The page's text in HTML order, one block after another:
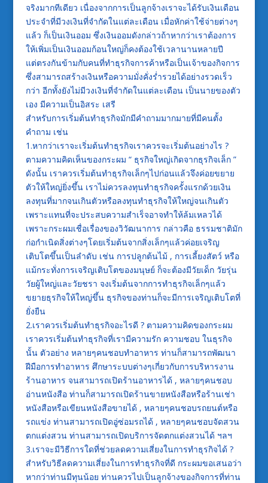
จริงมากทีเดียว เนื่องจากการเป็นลูกจ้างเราจะได้รับเงินเดือน
ประจำที่มีวงเงินที่จำกัดในแต่ละเดือน เมื่อหักค่าใช้จ่ายต่างๆ
แล้ว ก็เป็นเงินออม ซึ่งเงินออมดังกล่าวถ้าหากว่าเราต้องการ
ให้เพิ่มเป็นเงินออมก้อนใหญ่ก็คงต้องใช้เวลานานหลายปี
แต่ตรงกันข้ามกับคนที่ทำธุรกิจการค้าหรือเป็นเจ้าของกิจการ
ซึ่งสามารถสร้างเงินหรือความมั่งคั่งร่ำรวยได้อย่างรวดเร็ว
กว่า อีกทั้งยังไม่มีวงเงินที่จำกัดในแต่ละเดือน เป็นนายของตัว
เอง มีความเป็นอิสระ เสรี
สำหรับการเริ่มต้นทำธุรกิจมักมีคำถามมากมายที่มีคนตั้ง
คำถาม เช่น
1.หากว่าเราจะเริ่มต้นทำธุรกิจเราควรจะเริ่มต้นอย่างไร ?
ตามความคิดเห็นของกระผม “ ธุรกิจใหญ่เกิดจากธุรกิจเล็ก ”
ดังนั้น เราควรเริ่มต้นทำธุรกิจเล็กๆไปก่อนแล้วจึงค่อยขยาย
ตัวให้ใหญ่ยิ่งขึ้น เราไม่ควรลงทุนทำธุรกิจครั้งแรกด้วยเงิน
ลงทุนที่มากจนเกินตัวหรือลงทุนทำธุรกิจให้ใหญ่จนเกินตัว
เพราะแทนที่จะประสบความสำเร็จอาจทำให้ล้มเหลวได้
เพราะกระผมเชื่อเรื่องของวิวัฒนาการ กล่าวคือ ธรรมชาติมัก
ก่อกำเนิดสิ่งต่างๆโดยเริ่มต้นจากสิ่งเล็กๆแล้วค่อยเจริญ
เติบโตขึ้นเป็นลำดับ เช่น การปลูกต้นไม้ , การเลี้ยงสัตว์ หรือ
แม้กระทั่งการเจริญเติบโตของมนุษย์ ก็จะต้องมีวัยเด็ก วัยรุ่น
วัยผู้ใหญ่และวัยชรา จงเริ่มต้นจากการทำธุรกิจเล็กๆแล้ว
ขยายธุรกิจให้ใหญ่ขึ้น ธุรกิจของท่านก็จะมีการเจริญเติบโตที่
ยั่งยืน
2.เราควรเริ่มต้นทำธุรกิจอะไรดี ? ตามความคิดของกระผม
เราควรเริ่มต้นทำธุรกิจที่เรามีความรัก ความชอบ ในธุรกิจ
นั้น ตัวอย่าง หลายๆคนชอบทำอาหาร ท่านก็สามารถพัฒนา
ฝีมือการทำอาหาร ศึกษาระบบต่างๆเกี่ยวกับการบริหารงาน
ร้านอาหาร จนสามารถเปิดร้านอาหารได้ , หลายๆคนชอบ
อ่านหนังสือ ท่านก็สามารถเปิดร้านขายหนังสือหรือร้านเช่า
หนังสือหรือเขียนหนังสือขายได้ , หลายๆคนชอบรถยนต์หรือ
รถแข่ง ท่านสามารถเปิดอู่ซ่อมรถได้ , หลายๆคนชอบจัดสวน
ตกแต่งสวน ท่านสามารถเปิดบริการจัดตกแต่งสวนได้ ฯลฯ
3.เราจะมีวิธีการใดที่ช่วยลดความเสี่ยงในการทำธุรกิจได้ ?
สำหรับวิธีลดความเสี่ยงในการทำธุรกิจที่ดี กระผมขอเสนอว่า
หากว่าท่านมีทุนน้อย ท่านควรไปเป็นลูกจ้างของกิจการที่ท่าน